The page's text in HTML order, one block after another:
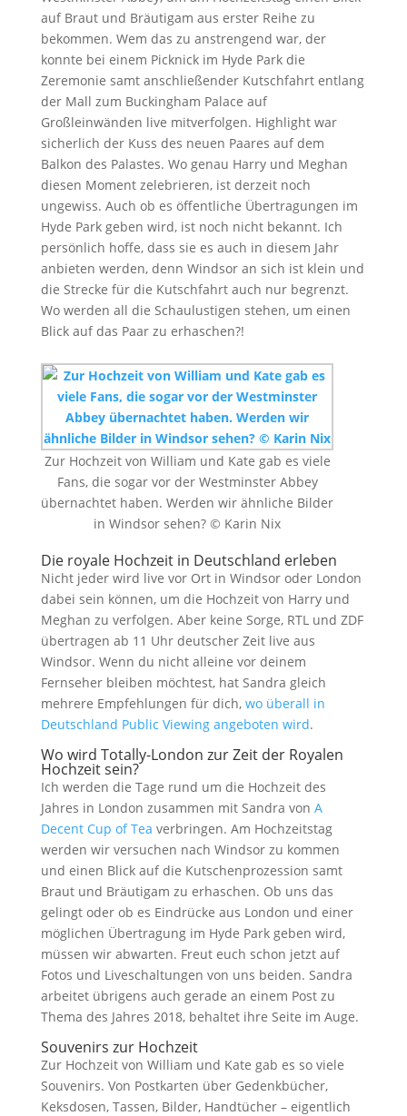
auf Braut und Bräutigam aus erster Reihe zu
bekommen. Wem das zu anstrengend war, der
konnte bei einem Picknick im Hyde Park die
Zeremonie samt anschließender Kutschfahrt entlang
der Mall zum Buckingham Palace auf
Großleinwänden live mitverfolgen. Highlight war
sicherlich der Kuss des neuen Paares auf dem
Balkon des Palastes. Wo genau Harry und Meghan
diesen Moment zelebrieren, ist derzeit noch
ungewiss. Auch ob es öffentliche Übertragungen im
Hyde Park geben wird, ist noch nicht bekannt. Ich
persönlich hoffe, dass sie es auch in diesem Jahr
anbieten werden, denn Windsor an sich ist klein und
die Strecke für die Kutschfahrt auch nur begrenzt.
Wo werden all die Schaulustigen stehen, um einen
Blick auf das Paar zu erhaschen?!
Zur Hochzeit von William und Kate gab es viele
Fans, die sogar vor der Westminster Abbey
übernachtet haben. Werden wir ähnliche Bilder
in Windsor sehen? © Karin Nix
Die royale Hochzeit in Deutschland erleben
Nicht jeder wird live vor Ort in Windsor oder London
dabei sein können, um die Hochzeit von Harry und
Meghan zu verfolgen. Aber keine Sorge, RTL und ZDF
übertragen ab 11 Uhr deutscher Zeit live aus
Windsor. Wenn du nicht alleine vor deinem
Fernseher bleiben möchtest, hat Sandra gleich
mehrere Empfehlungen für dich, wo überall in
Deutschland Public Viewing angeboten wird.
Wo wird Totally-London zur Zeit der Royalen
Hochzeit sein?
Ich werden die Tage rund um die Hochzeit des
Jahres in London zusammen mit Sandra von A
Decent Cup of Tea verbringen. Am Hochzeitstag
werden wir versuchen nach Windsor zu kommen
und einen Blick auf die Kutschenprozession samt
Braut und Bräutigam zu erhaschen. Ob uns das
gelingt oder ob es Eindrücke aus London und einer
möglichen Übertragung im Hyde Park geben wird,
müssen wir abwarten. Freut euch schon jetzt auf
Fotos und Liveschaltungen von uns beiden. Sandra
arbeitet übrigens auch gerade an einem Post zu
Thema des Jahres 2018, behaltet ihre Seite im Auge.
Souvenirs zur Hochzeit
Zur Hochzeit von William und Kate gab es so viele
Souvenirs. Von Postkarten über Gedenkbücher,
Keksdosen, Tassen, Bilder, Handtücher – eigentlich